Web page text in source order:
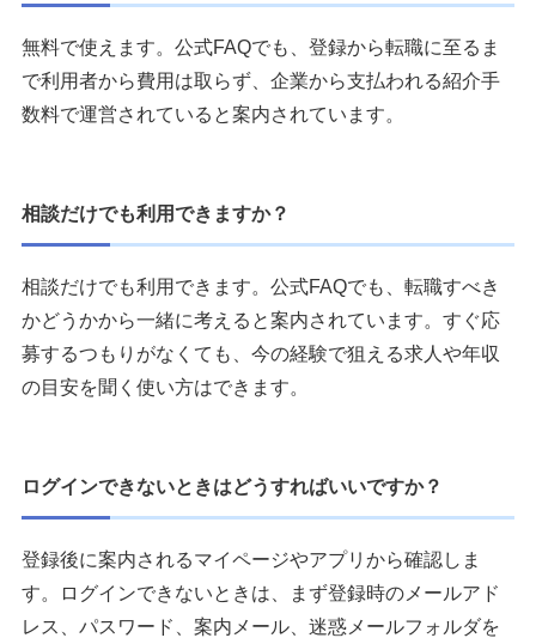
無料で使えます。公式FAQでも、登録から転職に至るま
で利用者から費用は取らず、企業から支払われる紹介手
数料で運営されていると案内されています。
相談だけでも利用できますか？
相談だけでも利用できます。公式FAQでも、転職すべき
かどうかから一緒に考えると案内されています。すぐ応
募するつもりがなくても、今の経験で狙える求人や年収
の目安を聞く使い方はできます。
ログインできないときはどうすればいいですか？
登録後に案内されるマイページやアプリから確認しま
す。ログインできないときは、まず登録時のメールアド
レス、パスワード、案内メール、迷惑メールフォルダを